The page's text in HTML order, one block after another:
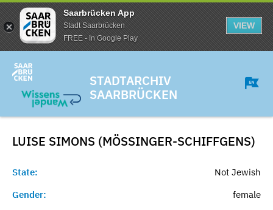
Saarbrücken App
Stadt Saarbrücken
FREE - In Google Play
VIEW
STADTARCHIV
SAARBRÜCKEN
LUISE SIMONS (MÖSSINGER-SCHIFFGENS)
State:
Not Jewish
Gender:
female